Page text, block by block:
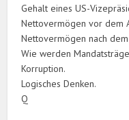
Gehalt eines US-
Nettovermögen vor dem
Nettovermögen nach
Wie werden
Korruption.
Logisches Denken.
Q